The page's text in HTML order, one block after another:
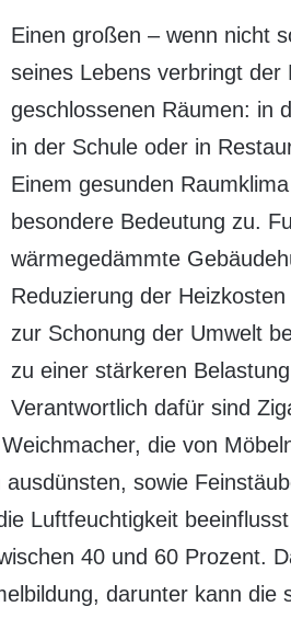
Einen großen – wenn nicht
seines Lebens verbringt der
geschlossenen Räumen: in
in der Schule oder in
Einem gesunden
besondere Bedeutung zu.
wärmegedämmte
Reduzierung der
zur Schonung der Umwelt
zu einer stärkeren
Verantwortlich dafür sind
die von
sowie
Luftfeuchtigkeit
40 und 60 Prozent.
darunter kann die